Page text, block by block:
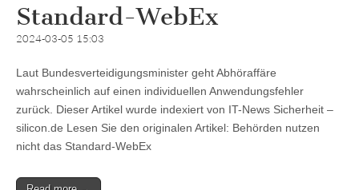
Standard-WebEx
2024-03-05 15:03
Laut Bundesverteidigungsminister geht Abhöraffäre
wahrscheinlich auf einen individuellen Anwendungsfehler
zurück. Dieser Artikel wurde indexiert von IT-News Sicherheit –
silicon.de Lesen Sie den originalen Artikel: Behörden nutzen
nicht das Standard-WebEx